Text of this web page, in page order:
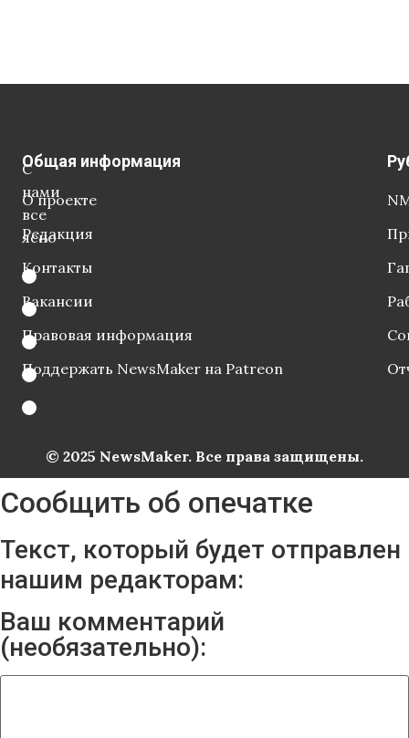
С
нами
все
ясно
Общая информация
О проекте
Редакция
Контакты
Вакансии
Правовая информация
Поддержать NewsMaker на Patreon
© 2025 NewsMaker. Все права защищены.
Сообщить об опечатке
Текст, который будет отправлен
нашим редакторам:
Ваш комментарий
(необязательно):